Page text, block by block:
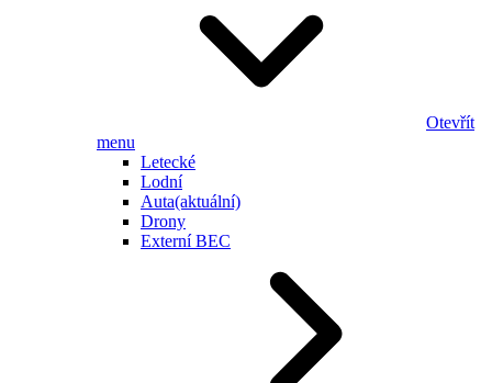
Otevřít
menu
Letecké
Lodní
Auta(aktuální)
Drony
Externí BEC